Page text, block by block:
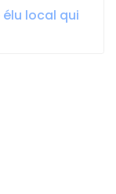
local qui